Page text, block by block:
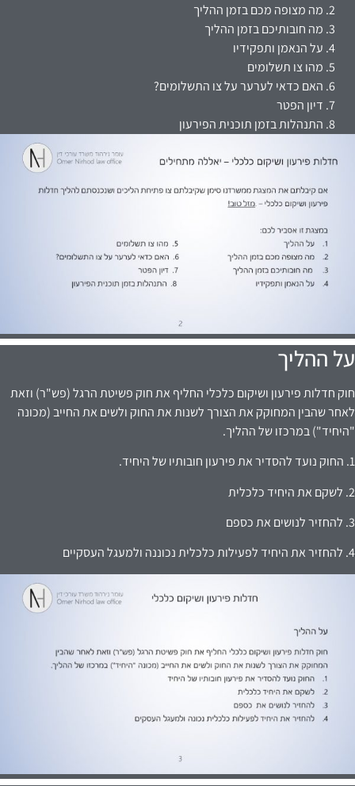
מה מצופה מכם בזמן ההליך
מה חובותיכם בזמן ההליך
על הנאמן ותפקידיו
מהו צו תשלומים
האם כדאי לערער על צו התשלומים?
דיון הפטר
התנהלות בזמן תוכנית הפירעון
על ההליך
חוק חדלות פירעון ושיקום כלכלי החליף את חוק פשיטת הרגל (פש"ר) וזאת
לאחר שהבין המחוקק את הצורך לשנות את החוק ולשים את החייב (מכונה
"היחיד") במרכזו של ההליך.
1. החוק נועד להסדיר את פירעון חובותיו של היחיד.
2. לשקם את היחיד כלכלית
3. להחזיר לנושים את כספם
4. להחזיר את היחיד לפעילות כלכלית נכוננה ולמעגל העסקיים